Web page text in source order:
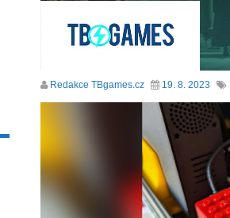
Redakce TBgames.cz 19. 8. 2023